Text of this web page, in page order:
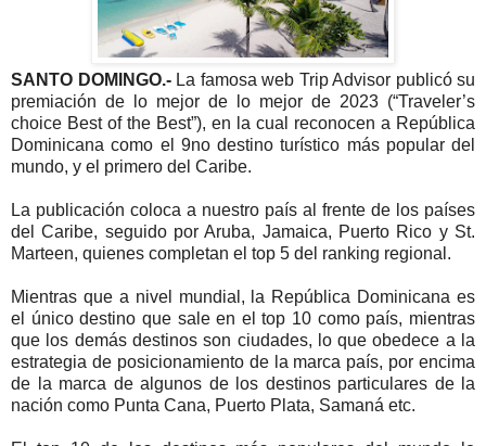
SANTO DOMINGO.- La famosa web Trip Advisor publicó su
premiación de lo mejor de lo mejor de 2023 (“Traveler’s
choice Best of the Best”), en la cual reconocen a República
Dominicana como el 9no destino turístico más popular del
mundo, y el primero del Caribe.
La publicación coloca a nuestro país al frente de los países
del Caribe, seguido por Aruba, Jamaica, Puerto Rico y St.
Marteen, quienes completan el top 5 del ranking regional.
Mientras que a nivel mundial, la República Dominicana es
el único destino que sale en el top 10 como país, mientras
que los demás destinos son ciudades, lo que obedece a la
estrategia de posicionamiento de la marca país, por encima
de la marca de algunos de los destinos particulares de la
nación como Punta Cana, Puerto Plata, Samaná etc.